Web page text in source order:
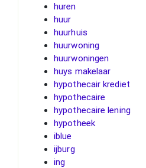
huren
huur
huurhuis
huurwoning
huurwoningen
huys makelaar
hypothecair krediet
hypothecaire
hypothecaire lening
hypotheek
iblue
ijburg
ing